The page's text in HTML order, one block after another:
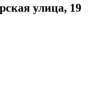
улица, 19